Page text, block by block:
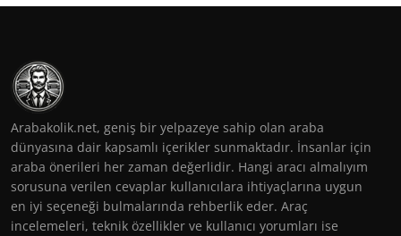
Arabakolik.net, geniş bir yelpazeye sahip olan araba
dünyasına dair kapsamlı içerikler sunmaktadır. İnsanlar için
araba önerileri her zaman değerlidir. Hangi aracı almalıyım
sorusuna verilen cevaplar kullanıcılara ihtiyaçlarına uygun
en iyi seçeneği bulmalarında rehberlik eder. Araç
incelemeleri, teknik özellikler ve kullanıcı yorumları ise